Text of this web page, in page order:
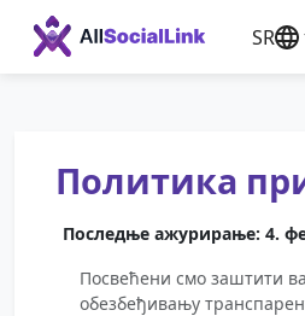
SR
Политика
Последње ажурирање: 4.
Посвећени смо заштити
обезбеђивању